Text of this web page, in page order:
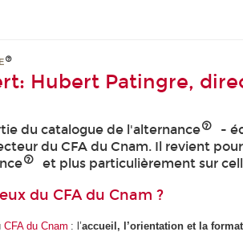
Hubert Patingre,
du catalogue de l'alternance
-
du CFA du Cnam. Il revient
et plus particulièrement sur
du CFA du Cnam ?
CFA du Cnam : l’accueil, l’orientation et la